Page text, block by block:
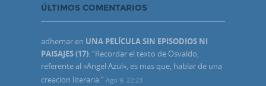
ÚLTIMOS COMENTARIOS
adhemar en UNA PELÍCULA SIN EPISODIOS NI
PAISAJES (17): “Recordar el texto de Osvaldo,
referente al «Angel Azul», es mas que, hablar de una
creacion literaria.” Ago 9, 22:23